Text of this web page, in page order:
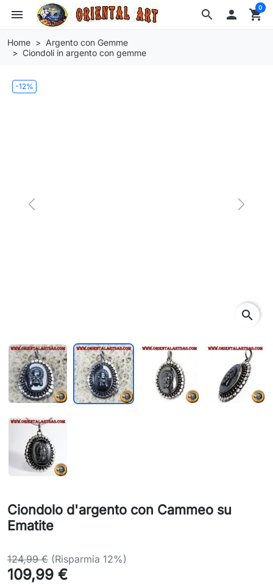
search
menu  shopping_cart
0
Home
Argento con Gemme
Ciondoli in argento con gemme
-12%
Previous Next
search
Ciondolo d'argento con Cammeo su
Ematite
124,99 € (Risparmia 12%)
109,99 €